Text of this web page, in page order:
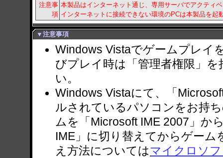
注意事
項
本製品はインターネット通じ、専用サーバでアクティ
インターネットに接続できない環境のPCは本製品を起
▼注意事項
Windows Vistaでゲームプレイ
びプレイ時は「管理者権限」
い。
Windows Vistaにて、「
ルされているパソコンをお持
ムを「Microsoft IME 2007」か
IME」に切り替えてからゲー
え方法についてはマイクロソ